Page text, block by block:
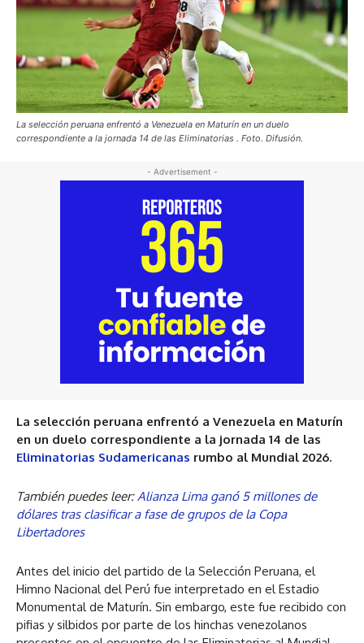
La selección peruana enfrentó a Venezuela en Maturín en un duelo
correspondiente a la jornada 14 de las Eliminatorias . Foto. Difusión.
- Advertisement -
La selección peruana enfrentó a Venezuela en Maturín
en un duelo correspondiente a la jornada 14 de las
Eliminatorias Sudamericanas rumbo al Mundial 2026.
También puedes leer:Alianza Lima ganó 5 millones de
dólares tras clasificar a fase de grupos de la Copa
Libertadores
Antes del inicio del partido de la Selección Peruana, el
Himno Nacional del Perú fue interpretado en el Estadio
Monumental de Maturín. Sin embargo, este fue recibido con
pifias y silbidos por parte de los hinchas venezolanos